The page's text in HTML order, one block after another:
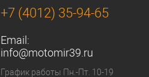
+7 (4012) 35-94-65
Email:
info@motomir39.ru
График работы Пн.-Пт. 10-19